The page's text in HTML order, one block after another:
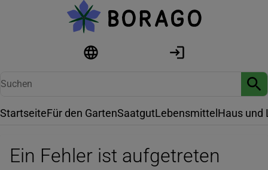
StartseiteFür den GartenSaatgutLebensmittel Haus und
Ein Fehler ist aufgetreten